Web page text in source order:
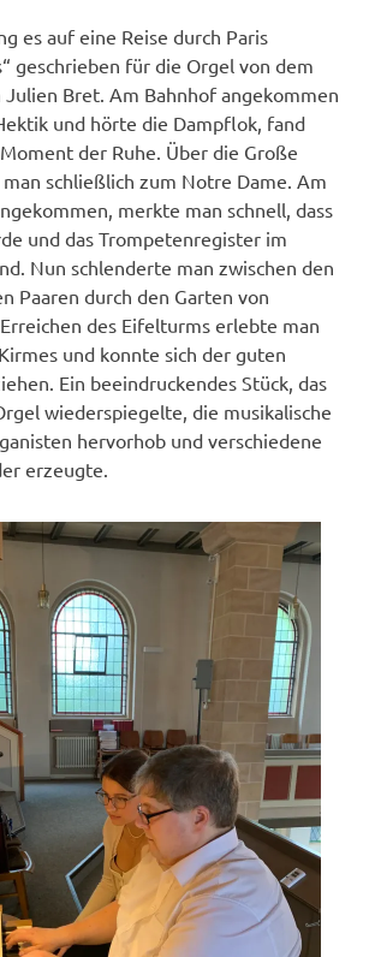
es auf eine Reise durch Paris
geschrieben für die Orgel von dem
Bret. Am Bahnhof angekommen
und hörte die Dampflok, fand
der Ruhe. Über die Große
schließlich zum Notre Dame. Am
merkte man schnell, dass
und das Trompetenregister im
Nun schlenderte man zwischen den
Paaren durch den Garten von
des Eifelturms erlebte man
und konnte sich der guten
Ein beeindruckendes Stück, das
wiederspiegelte, die musikalische
hervorhob und verschiedene
erzeugte.